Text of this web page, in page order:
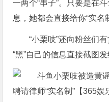
一两个“串子”。只要是在
息，她都会直接给你“实名
“小栗吱”还向粉丝们
“黑”自己的信息直接截图